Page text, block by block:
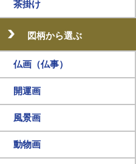
茶掛け
図柄から選ぶ
仏画（仏事）
開運画
風景画
動物画